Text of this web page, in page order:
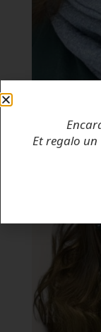
Coll
Et regalo un